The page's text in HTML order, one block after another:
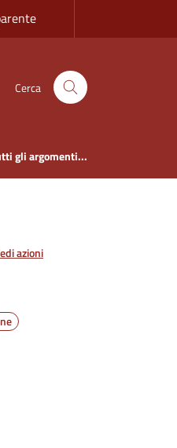
Cerca
gli argomenti...
azioni